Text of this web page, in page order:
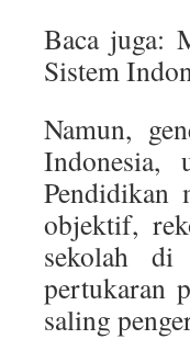
Baca juga:
Sistem
Namun,
Indonesia,
Pendidikan
objektif,
sekolah di
pertukaran
saling